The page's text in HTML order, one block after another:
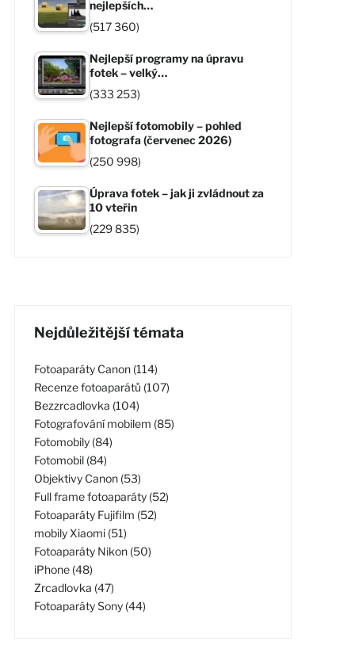
nejlepších…
(517 360)
Nejlepší programy na úpravu
fotek – velký…
(333 253)
Nejlepší fotomobily – pohled
fotografa (červenec 2026)
(250 998)
Úprava fotek – jak ji zvládnout za
10 vteřin
(229 835)
Nejdůležitější témata
Fotoaparáty Canon (114)
Recenze fotoaparátů (107)
Bezzrcadlovka (104)
Fotografování mobilem (85)
Fotomobily (84)
Fotomobil (84)
Objektivy Canon (53)
Full frame fotoaparáty (52)
Fotoaparáty Fujifilm (52)
mobily Xiaomi (51)
Fotoaparáty Nikon (50)
iPhone (48)
Zrcadlovka (47)
Fotoaparáty Sony (44)